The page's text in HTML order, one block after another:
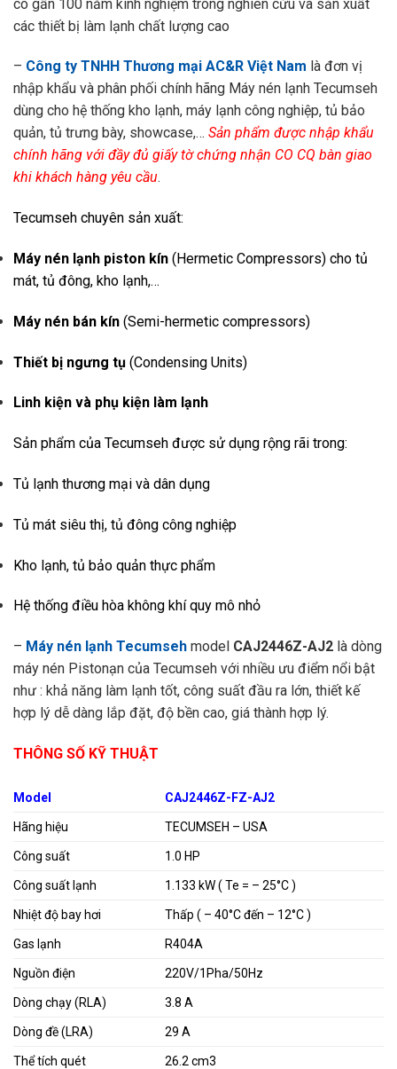
có gần 100 năm kinh nghiệm trong nghiên cứu và sản xuất
các thiết bị làm lạnh chất lượng cao
– Công ty TNHH Thương mại AC&R Việt Nam là đơn vị
nhập khẩu và phân phối chính hãng Máy nén lạnh Tecumseh
dùng cho hệ thống kho lạnh, máy lạnh công nghiệp, tủ bảo
quản, tủ trưng bày, showcase,… Sản phẩm được nhập khẩu
chính hãng với đầy đủ giấy tờ chứng nhận CO CQ bàn giao
khi khách hàng yêu cầu.
Tecumseh chuyên sản xuất:
Máy nén lạnh piston kín (Hermetic Compressors) cho tủ
mát, tủ đông, kho lạnh,…
Máy nén bán kín (Semi-hermetic compressors)
Thiết bị ngưng tụ (Condensing Units)
Linh kiện và phụ kiện làm lạnh
Sản phẩm của Tecumseh được sử dụng rộng rãi trong:
Tủ lạnh thương mại và dân dụng
Tủ mát siêu thị, tủ đông công nghiệp
Kho lạnh, tủ bảo quản thực phẩm
Hệ thống điều hòa không khí quy mô nhỏ
– Máy nén lạnh Tecumseh model CAJ2446Z-AJ2 là dòng
máy nén Pistonạn của Tecumseh với nhiều ưu điểm nổi bật
như : khả năng làm lạnh tốt, công suất đầu ra lớn, thiết kế
hợp lý dễ dàng lắp đặt, độ bền cao, giá thành hợp lý.
THÔNG SỐ KỸ THUẬT
Model CAJ2446Z-FZ-AJ2
Hãng hiệu TECUMSEH – USA
Công suất 1.0 HP
Công suất lạnh 1.133 kW ( Te = – 25°C )
Nhiệt độ bay hơi Thấp ( – 40°C đến – 12°C )
Gas lạnh R404A
Nguồn điện 220V/1Pha/50Hz
Dòng chạy (RLA) 3.8 A
Dòng đề (LRA) 29 A
Thể tích quét 26.2 cm3